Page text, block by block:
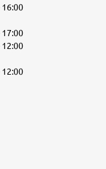
16:00
17:00
12:00
12:00